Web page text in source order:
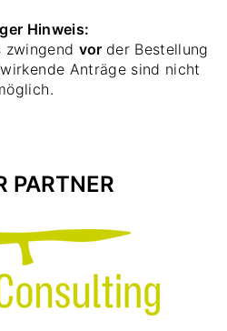
Hinweis:
zwingend vor der Bestellung
Anträge sind nicht
PARTNER